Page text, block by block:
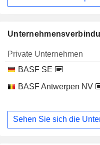
Private Unternehmen
BASF SE
BASF Antwerpen NV
Sehen Sie sich die